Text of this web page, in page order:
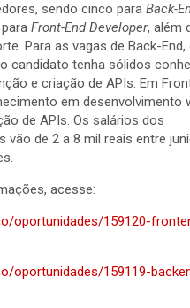
sendo cinco para Back-
Front-End Developer, além
Para as vagas de Back-End,
candidato tenha sólidos
e criação de APIs. Em
em desenvolvimento
de APIs. Os salários dos
vão de 2 a 8 mil reais entre
acesse:
oportunidades/159120-
oportunidades/159119-